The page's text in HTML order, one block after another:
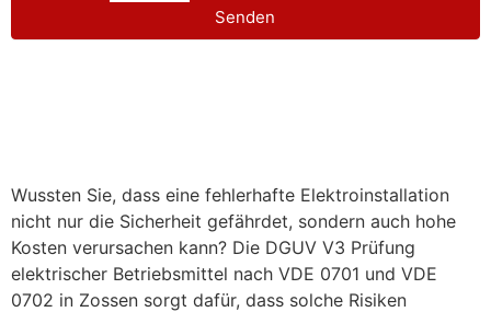
Senden
Wussten Sie, dass eine fehlerhafte Elektroinstallation
nicht nur die Sicherheit gefährdet, sondern auch hohe
Kosten verursachen kann? Die DGUV V3 Prüfung
elektrischer Betriebsmittel nach VDE 0701 und VDE
0702 in Zossen sorgt dafür, dass solche Risiken